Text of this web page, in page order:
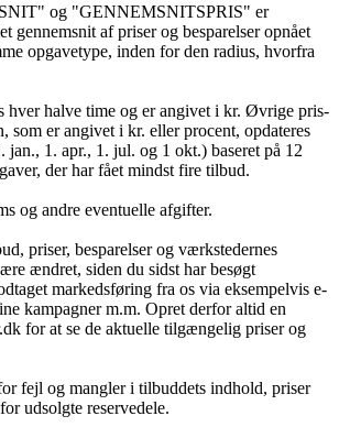
og "GENNEMSNITSPRIS" er
gennemsnit af priser og besparelser opnået
opgavetype, inden for den radius, hvorfra
hver halve time og er angivet i kr. Øvrige pris-
som er angivet i kr. eller procent, opdateres
jan., 1. apr., 1. jul. og 1 okt.) baseret på 12
der har fået mindst fire tilbud.
og andre eventuelle afgifter.
priser, besparelser og værkstedernes
ændret, siden du sidst har besøgt
markedsføring fra os via eksempelvis e-
kampagner m.m. Opret derfor altid en
for at se de aktuelle tilgængelig priser og
fejl og mangler i tilbuddets indhold, priser
udsolgte reservedele.